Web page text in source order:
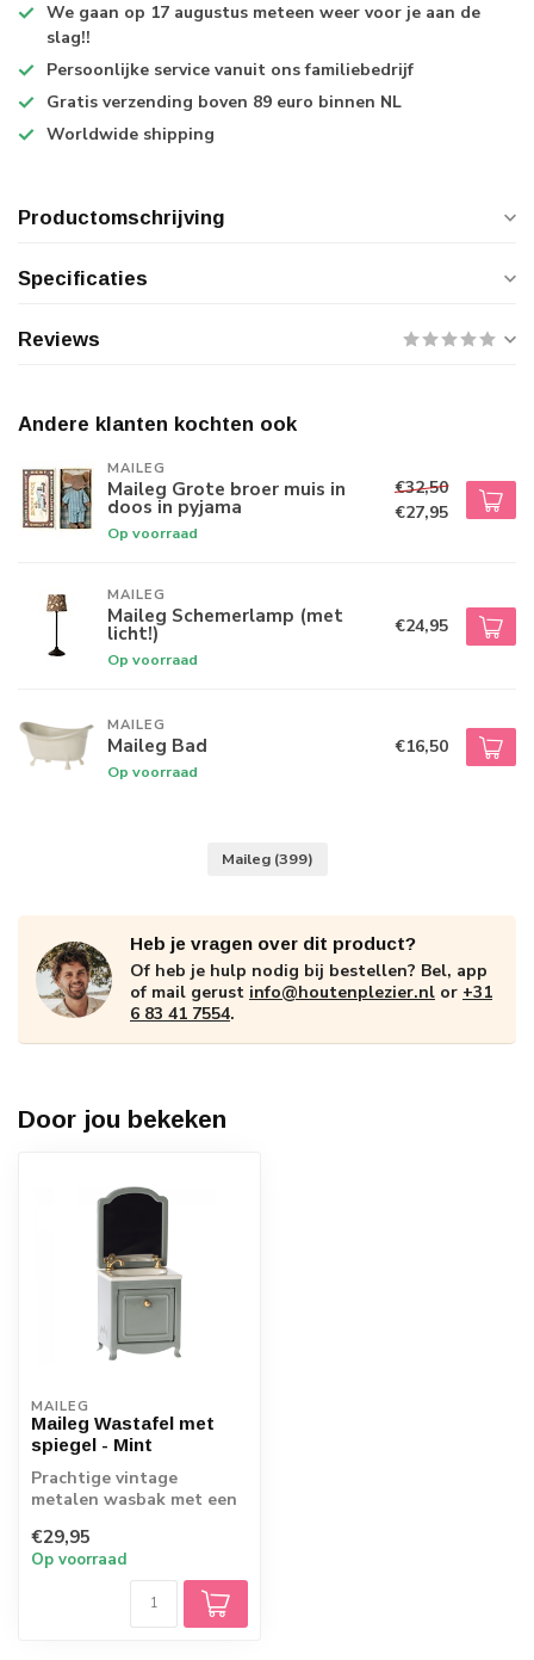
We gaan op 17 augustus meteen weer voor je aan de
slag!!
Persoonlijke service vanuit ons familiebedrijf
Gratis verzending boven 89 euro binnen NL
Worldwide shipping
Productomschrijving
Specificaties
Reviews
Andere klanten kochten ook
MAILEG
Maileg Grote broer muis in
doos in pyjama
Op voorraad
€32,50
€27,95
MAILEG
Maileg Schemerlamp (met
licht!)
Op voorraad
€24,95
MAILEG
Maileg Bad
Op voorraad
€16,50
Maileg (399)
Heb je vragen over dit product?
Of heb je hulp nodig bij bestellen? Bel, app
of mail gerust info@houtenplezier.nl or +31
6 83 41 7554.
Door jou bekeken
MAILEG
Maileg Wastafel met
spiegel - Mint
Prachtige vintage
metalen wasbak met een
houten kastje is prac...
€29,95
Op voorraad